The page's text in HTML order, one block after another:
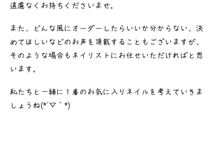
遠慮なくお持ちくださいませ。
また、どんな風にオーダーしたらいいか分からない、決
めてほしいなどのお声を頂戴することもございますが、
そのような場合もネイリストにお任せいただければと思
います。
私たちと一緒に１番のお気に入りネイルを考えていきま
しょうね(*´▽｀*)